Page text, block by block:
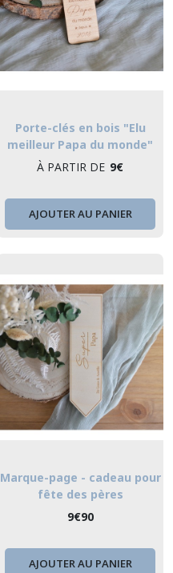
Porte-clés en bois "Elu
meilleur Papa du monde"
À PARTIR DE 9€
AJOUTER AU PANIER
Marque-page - cadeau pour
fête des pères
9€90
AJOUTER AU PANIER